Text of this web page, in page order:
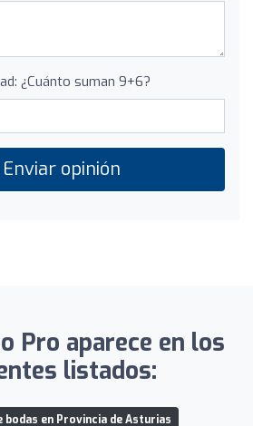
¿Cuánto suman 9+6?
opinión
Pro aparece en los
listados:
en Provincia de Asturias